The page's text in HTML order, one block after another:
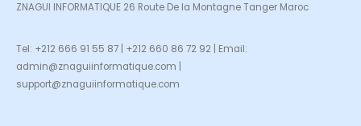
ZNAGUI INFORMATIQUE 26 Route De la Montagne Tanger Maroc
Tel: +212 666 91 55 87 | +212 660 86 72 92 | Email:
admin@znaguiinformatique.com |
support@znaguiinformatique.com